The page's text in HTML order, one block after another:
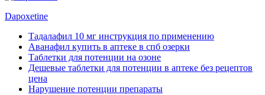
Dapoxetine
Тадалафил 10 мг инструкция по применению
Аванафил купить в аптеке в спб озерки
Таблетки для потенции на озоне
Дешевые таблетки для потенции в аптеке без рецептов
цена
Нарушение потенции препараты